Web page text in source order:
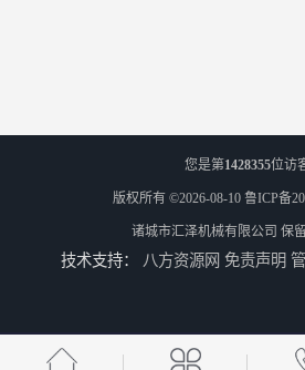
您是第1428355位访
版权所有 ©2026-08-10 鲁ICP备
诸城市汇泽机械有限公司 保
技术支持： 八方资源网 免责声明